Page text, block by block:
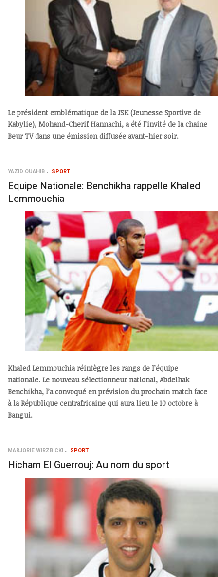
Le président emblématique de la JSK (Jeunesse Sportive de
Kabylie), Mohand-Cherif Hannachi, a été l’invité de la chaine
Beur TV dans une émission diffusée avant-hier soir.
YAZID OUAHIB SPORT
Equipe Nationale: Benchikha rappelle Khaled
Lemmouchia
Khaled Lemmouchia réintègre les rangs de l’équipe
nationale. Le nouveau sélectionneur national, Abdelhak
Benchikha, l’a convoqué en prévision du prochain match face
à la République centrafricaine qui aura lieu le 10 octobre à
Bangui.
MARJORIE WIRZBICKI SPORT
Hicham El Guerrouj: Au nom du sport